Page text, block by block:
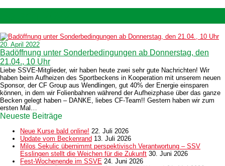
20. April 2022
Badöffnung unter Sonderbedingungen ab Donnerstag, den
21.04., 10 Uhr
Liebe SSVE-Mitglieder, wir haben heute zwei sehr gute Nachrichten! Wir
haben beim Aufheizen des Sportbeckens in Kooperation mit unserem neuen
Sponsor, der CF Group aus Wendlingen, gut 40% der Energie einsparen
können, in dem wir Folienbahnen während der Aufheizphase über das ganze
Becken gelegt haben – DANKE, liebes CF-Team!! Gestern haben wir zum
ersten Mal…
Neueste Beiträge
Neue Kurse bald online! 22. Juli 2026
Update vom Beckenrand 13. Juli 2026
Milos Sekulic übernimmt perspektivisch Verantwortung – SSV
Esslingen stellt die Weichen für die Zukunft 30. Juni 2026
Fest-Wochenende im SSVE 24. Juni 2026